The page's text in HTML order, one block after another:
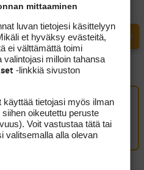
mittaaminen
luvan tietojesi käsittelyyn
et hyväksy evästeitä,
ei välttämättä toimi
valintojasi milloin tahansa
-linkkiä sivuston
käyttää tietojasi myös ilman
oikeutettu peruste
Voit vastustaa tätä tai
valitsemalla alla olevan